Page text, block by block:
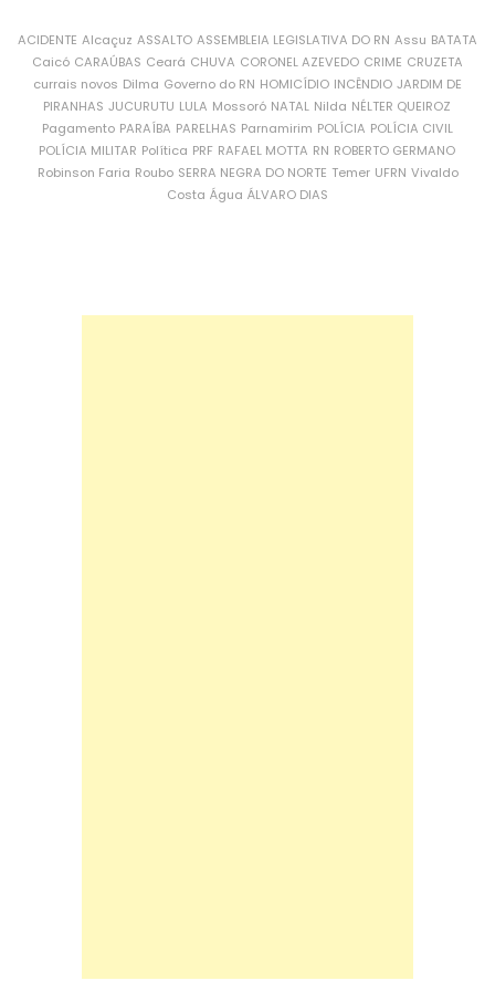
ACIDENTE Alcaçuz ASSALTO ASSEMBLEIA LEGISLATIVA DO RN Assu BATATA
Caicó CARAÚBAS Ceará CHUVA CORONEL AZEVEDO CRIME CRUZETA
currais novos Dilma Governo do RN HOMICÍDIO INCÊNDIO JARDIM DE
PIRANHAS JUCURUTU LULA Mossoró NATAL Nilda NÉLTER QUEIROZ
Pagamento PARAÍBA PARELHAS Parnamirim POLÍCIA POLÍCIA CIVIL
POLÍCIA MILITAR Política PRF RAFAEL MOTTA RN ROBERTO GERMANO
Robinson Faria Roubo SERRA NEGRA DO NORTE Temer UFRN Vivaldo
Costa Água ÁLVARO DIAS